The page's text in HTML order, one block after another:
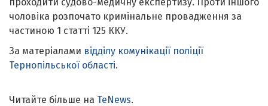
чоловіка розпочато кримінальне провадження за
частиною 1 статті 125 ККУ.
За матеріалами відділу комунікації поліції
Тернопільської області.
Читайте більше на TeNews.